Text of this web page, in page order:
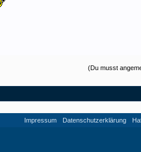
(Du musst
Impressum Datenschutzerklärung